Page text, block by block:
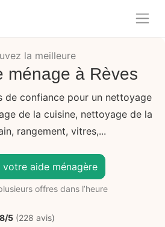
la meilleure
ménage à Rèves
de confiance pour un nettoyage
de la cuisine, nettoyage de la
rangement, vitres,...
votre aide ménagère
offres dans l’heure
5 (228 avis)